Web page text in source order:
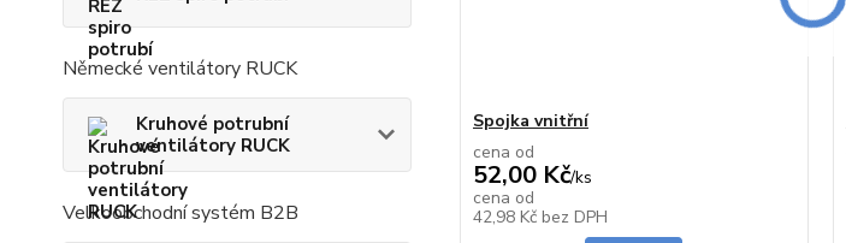
Německé ventilátory RUCK
Kruhové potrubní
ventilátory RUCK
Velkoobchodní systém B2B
Spojka vnitřní
cena od
52,00 Kč/ks
cena od
42,98 Kč bez DPH